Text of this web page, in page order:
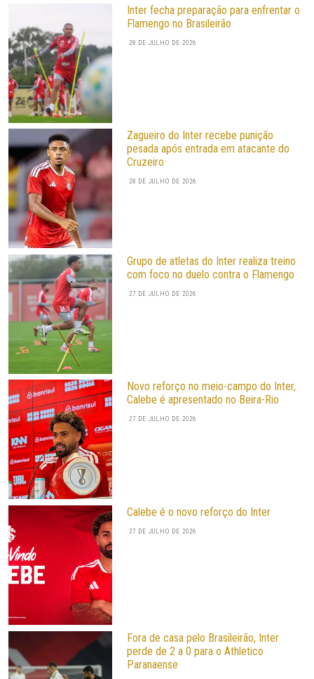
Inter fecha preparação para enfrentar o
Flamengo no Brasileirão
28 DE JULHO DE 2026
Zagueiro do Inter recebe punição
pesada após entrada em atacante do
Cruzeiro
28 DE JULHO DE 2026
Grupo de atletas do Inter realiza treino
com foco no duelo contra o Flamengo
27 DE JULHO DE 2026
Novo reforço no meio-campo do Inter,
Calebe é apresentado no Beira-Rio
27 DE JULHO DE 2026
Calebe é o novo reforço do Inter
27 DE JULHO DE 2026
Fora de casa pelo Brasileirão, Inter
perde de 2 a 0 para o Athletico
Paranaense